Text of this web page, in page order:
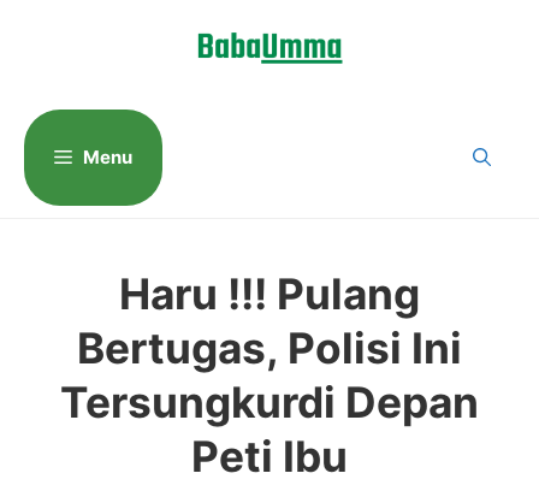
Menu
Haru !!! Pulang
Bertugas, Polisi Ini
Tersungkurdi Depan
Peti Ibu